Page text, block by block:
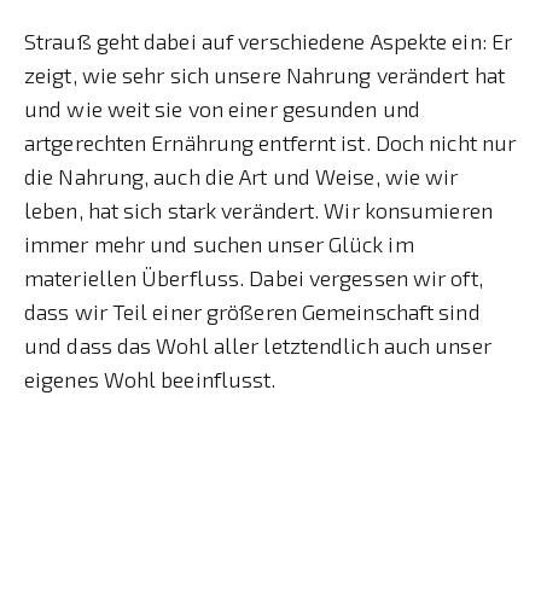
Strauß geht dabei auf verschiedene Aspekte ein: Er
zeigt, wie sehr sich unsere Nahrung verändert hat
und wie weit sie von einer gesunden und
artgerechten Ernährung entfernt ist. Doch nicht nur
die Nahrung, auch die Art und Weise, wie wir
leben, hat sich stark verändert. Wir konsumieren
immer mehr und suchen unser Glück im
materiellen Überfluss. Dabei vergessen wir oft,
dass wir Teil einer größeren Gemeinschaft sind
und dass das Wohl aller letztendlich auch unser
eigenes Wohl beeinflusst.